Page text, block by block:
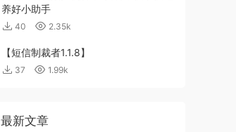
养好小助手
40 2.35k
【短信制裁者1.1.8】
37 1.99k
最新文章